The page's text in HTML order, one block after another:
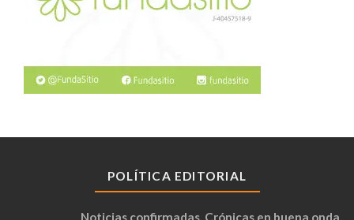
POLÍTICA EDITORIAL
Noticias confirmadas. Crónicas en buena onda.